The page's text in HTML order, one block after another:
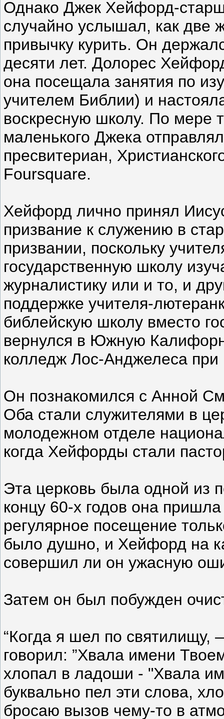
Однако Джек Хейфорд-
случайно услышал, как две
привычку курить. Он
десяти лет. Долорес
она посещала занятия по
учителем Библии) и
воскресную школу. По мере
маленького Джека
пресвитериан,
Foursquare.
Хейфорд лично принял
призвание к служению в
призвании, поскольку
государственную школу
журналистику или и то, и
поддержке учителя-
библейскую школу вместо
вернулся в Южную
колледж Лос-Анджелеса при
Он познакомился с Анной
Оба стали служителями в
молодежном отделе
когда Хейфорды стали
Эта церковь была одной из
концу 60-х годов она
регулярное посещение
было душно, и Хейфорд на
совершил ли он ужасную
Затем он был побужден
“Когда я шел по
говорил: ”Хвала имени
хлопал в ладоши - "Хвала
буквально пел эти слова,
бросаю вызов чему-то в